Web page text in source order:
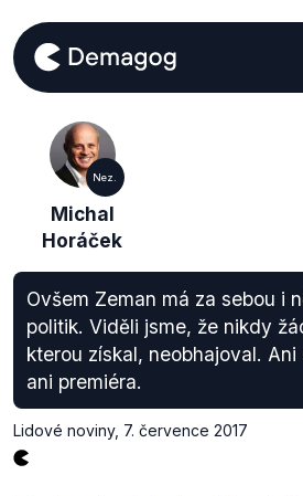
Nez.
Michal
Horáček
Ovšem Zeman má za sebou i
politik. Viděli jsme, že nikdy
kterou získal, neobhajoval.
ani premiéra.
Lidové noviny, 7. července 2017